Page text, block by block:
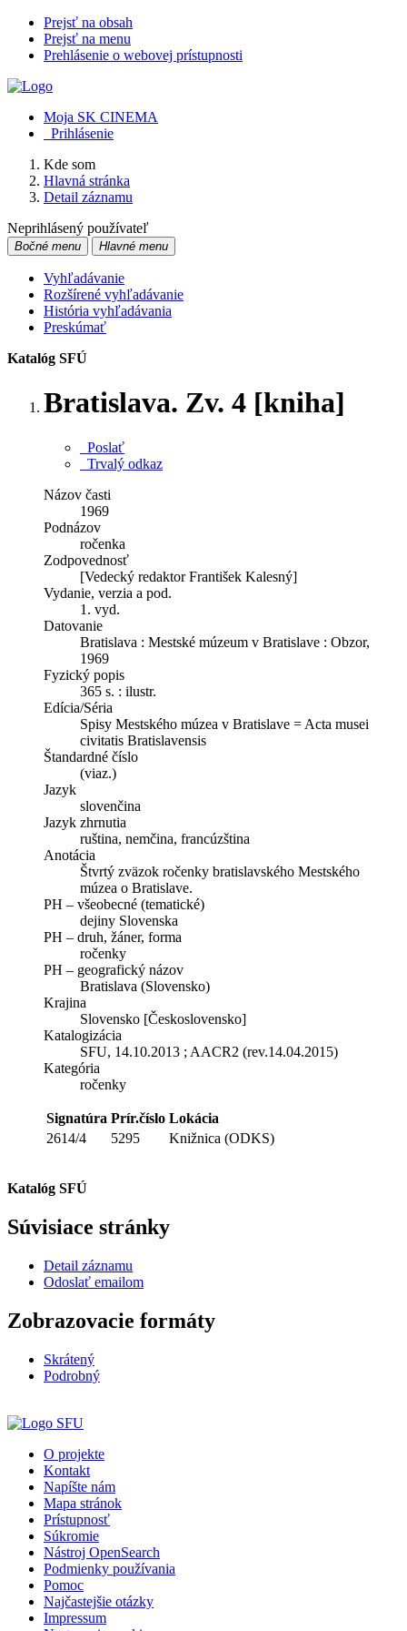
Prejsť na obsah
Prejsť na menu
Prehlásenie o webovej prístupnosti
Moja SK CINEMA
Prihlásenie
Kde som
Hlavná stránka
Detail záznamu
Neprihlásený používateľ
Bočné menu Hlavné menu
Vyhľadávanie
Rozšírené vyhľadávanie
História vyhľadávania
Preskúmať
Katalóg SFÚ
Bratislava. Zv. 4 [kniha]
Poslať
Trvalý odkaz
Názov časti
1969
Podnázov
ročenka
Zodpovednosť
[Vedecký redaktor František Kalesný]
Vydanie, verzia a pod.
1. vyd.
Datovanie
Bratislava : Mestské múzeum v Bratislave : Obzor,
1969
Fyzický popis
365 s. : ilustr.
Edícia/Séria
Spisy Mestského múzea v Bratislave = Acta musei
civitatis Bratislavensis
Štandardné číslo
(viaz.)
Jazyk
slovenčina
Jazyk zhrnutia
ruština, nemčina, francúzština
Anotácia
Štvrtý zväzok ročenky bratislavského Mestského
múzea o Bratislave.
PH – všeobecné (tematické)
dejiny Slovenska
PH – druh, žáner, forma
ročenky
PH – geografický názov
Bratislava (Slovensko)
Krajina
Slovensko [Československo]
Katalogizácia
SFU, 14.10.2013 ; AACR2 (rev.14.04.2015)
Kategória
ročenky
Signatúra Prír.číslo Lokácia
2614/4
5295 Knižnica (ODKS)
Katalóg SFÚ
Súvisiace stránky
Detail záznamu
Odoslať emailom
Zobrazovacie formáty
Skrátený
Podrobný
O projekte
Kontakt
Napíšte nám
Mapa stránok
Prístupnosť
Súkromie
Nástroj OpenSearch
Podmienky používania
Pomoc
Najčastejšie otázky
Impressum